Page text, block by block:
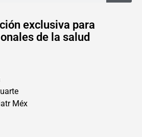
exclusiva para
de la salud
Méx